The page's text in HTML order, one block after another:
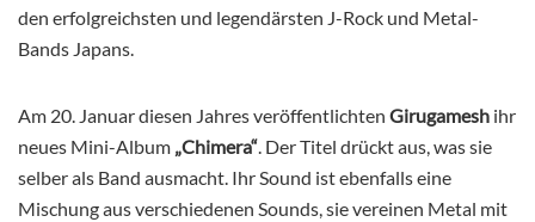
den erfolgreichsten und legendärsten J-Rock und Metal-
Bands Japans.
Am 20. Januar diesen Jahres veröffentlichten Girugamesh ihr
neues Mini-Album „Chimera“. Der Titel drückt aus, was sie
selber als Band ausmacht. Ihr Sound ist ebenfalls eine
Mischung aus verschiedenen Sounds, sie vereinen Metal mit